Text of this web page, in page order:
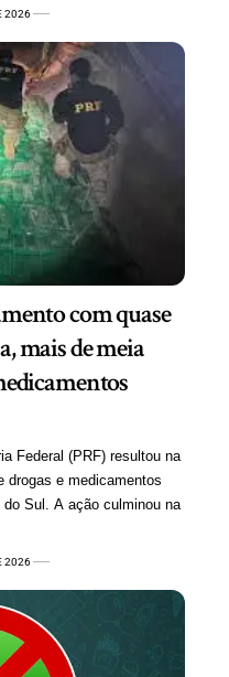
2026
com quase
mais de meia
Federal (PRF) resultou na
drogas e medicamentos
Sul. A ação culminou na
2026